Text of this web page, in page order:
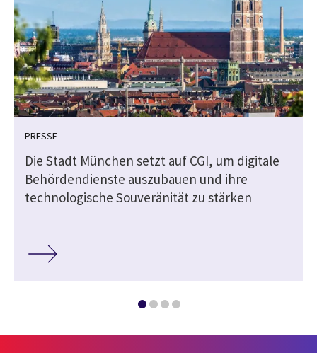
PRESSE
Die Stadt München setzt auf CGI, um digitale
Behördendienste auszubauen und ihre
technologische Souveränität zu stärken